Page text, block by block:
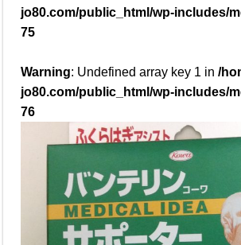
jo80.com/public_html/wp-includes/
75
Warning: Undefined array key 1 in/
jo80.com/public_html/wp-includes/
76